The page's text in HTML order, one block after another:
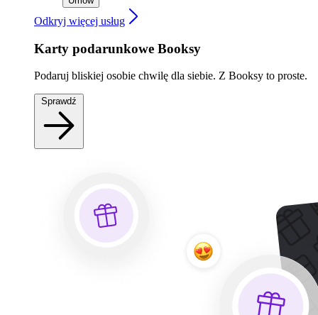
Odkryj więcej usług
Karty podarunkowe Booksy
Podaruj bliskiej osobie chwilę dla siebie. Z Booksy to proste.